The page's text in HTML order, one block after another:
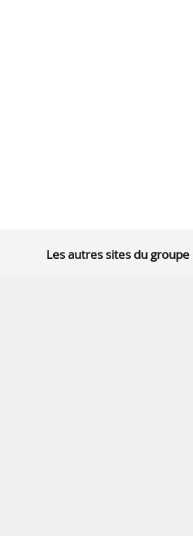
Les autres sites du groupe